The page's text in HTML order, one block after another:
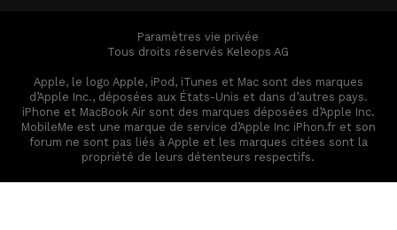
Paramètres vie privée
Tous droits réservés Keleops AG
Apple, le logo Apple, iPod, iTunes et Mac sont des marques
d’Apple Inc., déposées aux États-Unis et dans d’autres pays.
iPhone et MacBook Air sont des marques déposées d’Apple Inc.
MobileMe est une marque de service d’Apple Inc iPhon.fr et son
forum ne sont pas liés à Apple et les marques citées sont la
propriété de leurs détenteurs respectifs.